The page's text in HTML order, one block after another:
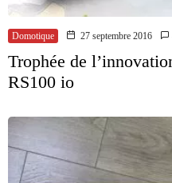
Domotique 27 septembre 2016
Trophée de
RS100 io